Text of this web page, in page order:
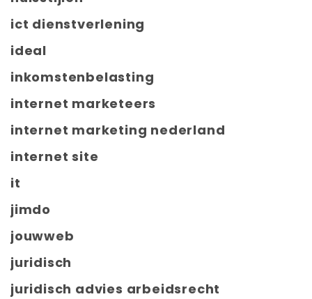
ict dienstverlening
ideal
inkomstenbelasting
internet marketeers
internet marketing nederland
internet site
it
jimdo
jouwweb
juridisch
juridisch advies arbeidsrecht